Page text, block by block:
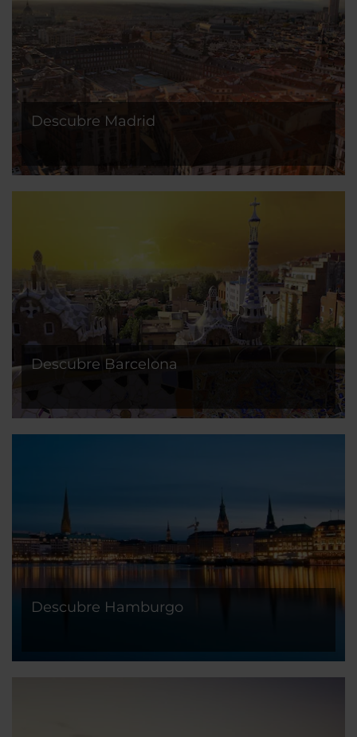
Descubre Madrid
Descubre Barcelona
Descubre Hamburgo